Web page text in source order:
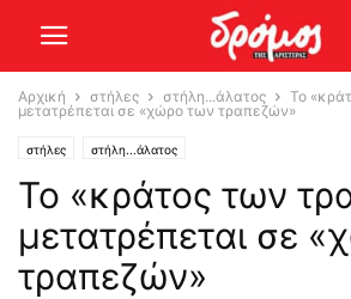
Αρχική στήλες στήλη...άλατος
Το
μετατρέπεται σε «χώρο των τραπεζών»
στήλες στήλη...άλατος
Το «κράτος των
μετατρέπεται σε
τραπεζών»